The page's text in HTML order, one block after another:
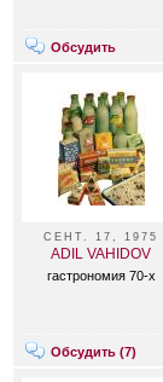
Обсудить
СЕНТ. 17, 1975
ADIL VAHIDOV
гастрономия 70-х
Обсудить (7)